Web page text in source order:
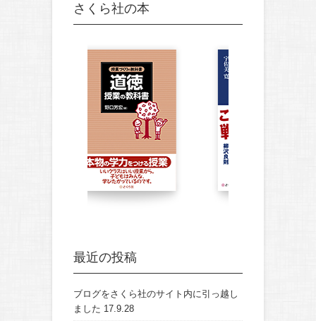
さくら社の本
最近の投稿
ブログをさくら社のサイト内に引っ越し
ました 17.9.28